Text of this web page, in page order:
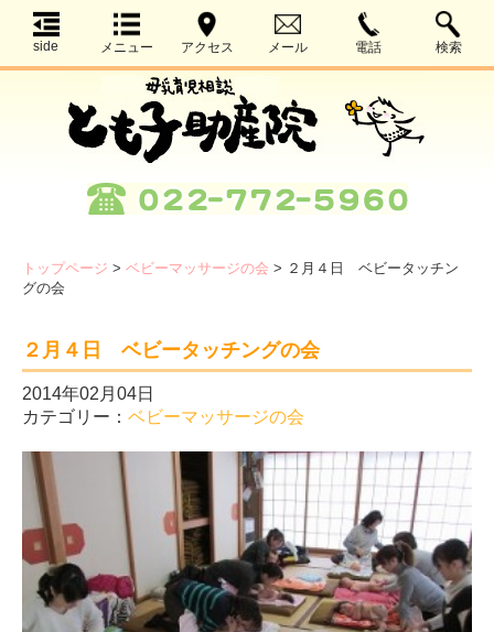
side メニュー アクセス メール 電話 検索
トップページ > ベビーマッサージの会 > ２月４日 ベビータッチン
グの会
２月４日 ベビータッチングの会
2014年02月04日
カテゴリー： ベビーマッサージの会